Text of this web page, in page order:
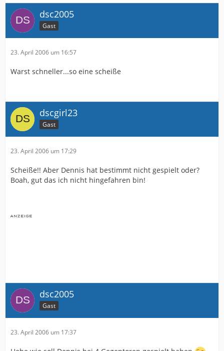
dsc2005
Gast
23. April 2006 um 16:57
Warst schneller...so eine scheiße
dscgirl23
Gast
23. April 2006 um 17:29
Scheiße!! Aber Dennis hat bestimmt nicht gespielt oder?
Boah, gut das ich nicht hingefahren bin!
dsc2005
Gast
23. April 2006 um 17:37